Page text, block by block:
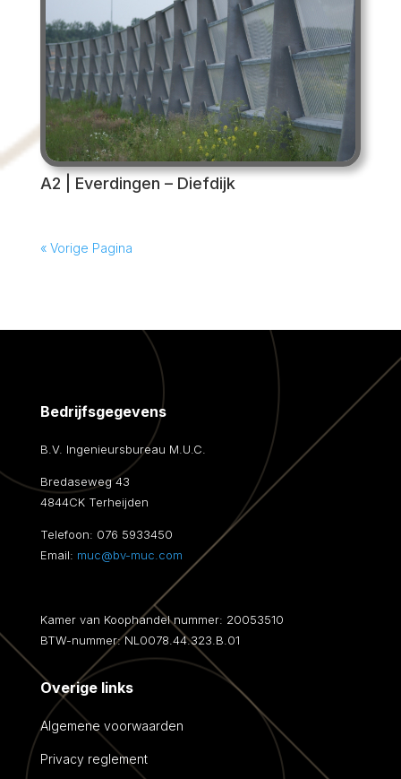
A2 | Everdingen – Diefdijk
« Vorige Pagina
Bedrijfsgegevens
B.V. Ingenieursbureau M.U.C.
Bredaseweg 43
4844CK Terheijden
Telefoon: 076 5933450
Email: muc@bv-muc.com
Kamer van Koophandel nummer: 20053510
BTW-nummer: NL0078.44.323.B.01
Overige links
Algemene voorwaarden
Privacy reglement